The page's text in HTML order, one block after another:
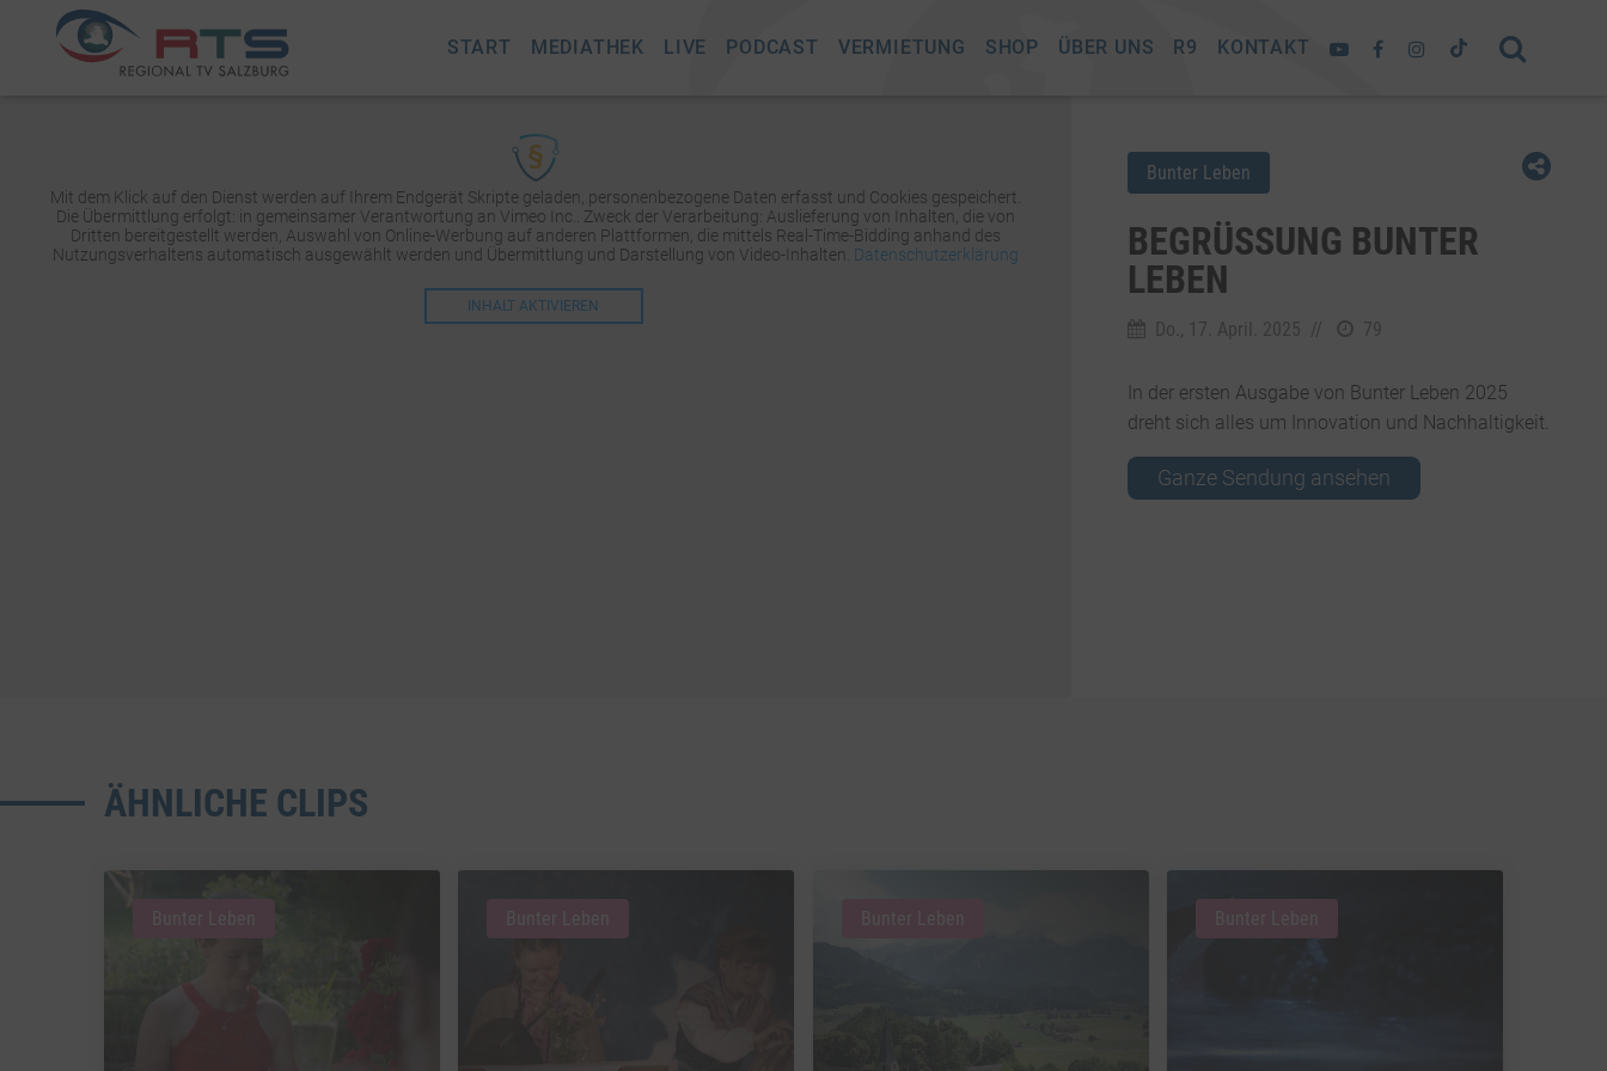
START MEDIATHEK LIVE PODCAST VERMIETUNG SHOP ÜBER UNS R9 KONTAKT
Mit dem Klick auf den Dienst werden auf Ihrem Endgerät Skripte geladen, personenbezogene Daten erfasst und Cookies gespeichert.
Die Übermittlung erfolgt: in gemeinsamer Verantwortung an Vimeo Inc.. Zweck der Verarbeitung: Auslieferung von Inhalten, die von
Dritten bereitgestellt werden, Auswahl von Online-Werbung auf anderen Plattformen, die mittels Real-Time-Bidding anhand des
Nutzungsverhaltens automatisch ausgewählt werden und Übermittlung und Darstellung von Video-Inhalten. Datenschutzerklärung
INHALT AKTIVIEREN
Bunter Leben
BEGRÜSSUNG BUNTER L
EBEN
Do., 17. April. 2025 // 79
In der ersten Ausgabe von Bunter Leben 2025
dreht sich alles um Innovation und Nachhaltigkeit.
Ganze Sendung ansehen
ÄHNLICHE CLIPS